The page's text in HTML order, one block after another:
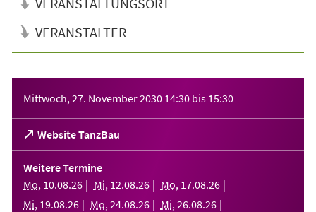
VERANSTALTER
Mittwoch, 27. November 2030 14:30 bis 15:30
Website TanzBau
(Öffnet
in
einem
neuen
Tab)
Weitere Termine
Mo, 10.08.26 Mi, 12.08.26 Mo, 17.08.26
Mi, 19.08.26 Mo, 24.08.26 Mi, 26.08.26